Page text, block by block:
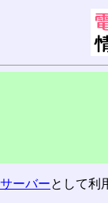
ーバーとして利